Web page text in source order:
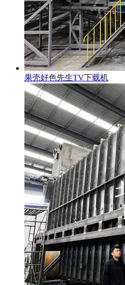
果壳好色先生TV下载机